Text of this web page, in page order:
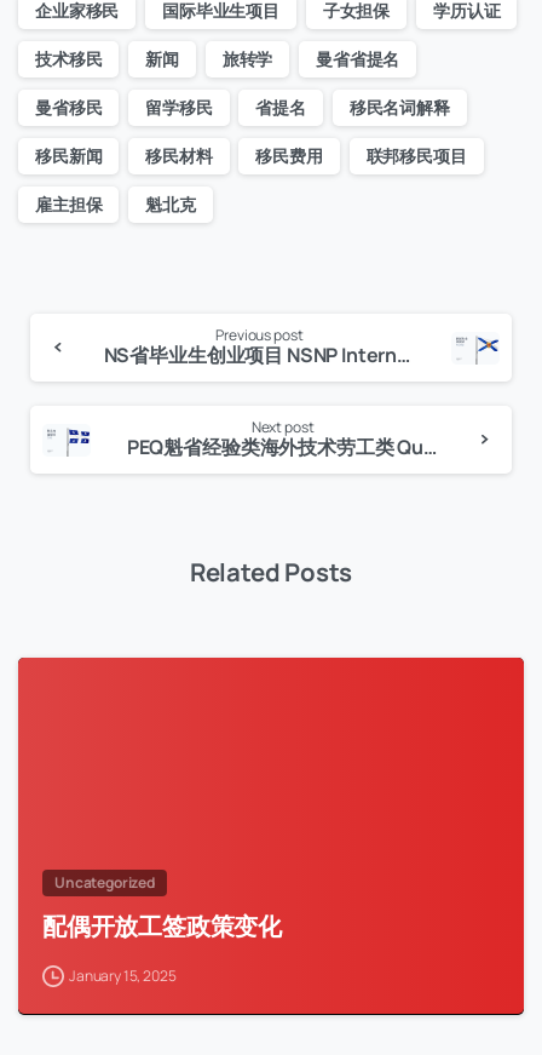
企业家移民 国际毕业生项目 子女担保 学历认证
技术移民 新闻 旅转学 曼省省提名
曼省移民 留学移民 省提名 移民名词解释
移民新闻 移民材料 移民费用 联邦移民项目
雇主担保 魁北克
Continue
Reading
Previous post
NS省毕业生创业项目 NSNP International Graduate Entrepreneur
Next post
PEQ魁省经验类海外技术劳工类 Québec experience program temporary worker
Related Posts
Uncategorized
配偶开放工签政策变化
January 15, 2025